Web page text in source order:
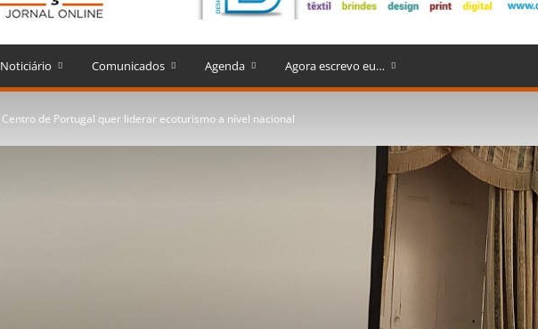
Noticiário Comunicados Agenda Agora escrevo eu…
Centro de Portugal quer liderar ecoturismo a nível nacional